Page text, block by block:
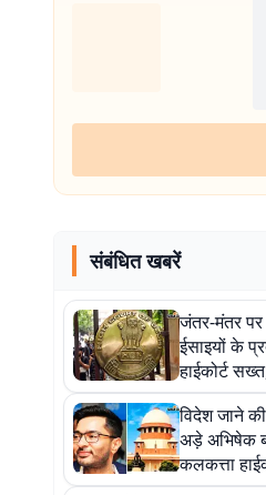
संबंधित खबरें
जंतर-मंतर
ईसाइयों के
हाईकोर्ट
पुलिस से
फैसला
विदेश जाने
अड़े अभिषेक
कलकत्ता
इनकार के